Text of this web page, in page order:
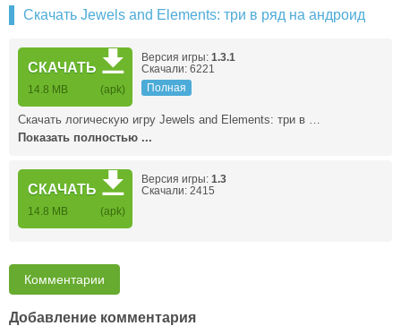
Скачать Jewels and Elements: три в ряд на андроид
СКАЧАТЬ
14.8 MB (apk)
Версия игры: 1.3.1
Скачали: 6221
Полная
Скачать логическую игру Jewels and Elements: три в …
Показать полностью ...
СКАЧАТЬ
14.8 MB (apk)
Версия игры: 1.3
Скачали: 2415
Комментарии
Добавление комментария